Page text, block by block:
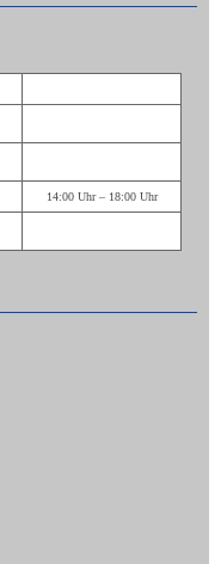
14:00 Uhr – 18:00 Uhr